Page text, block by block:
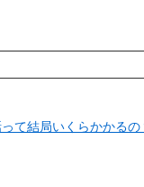
て結局いくらかかる